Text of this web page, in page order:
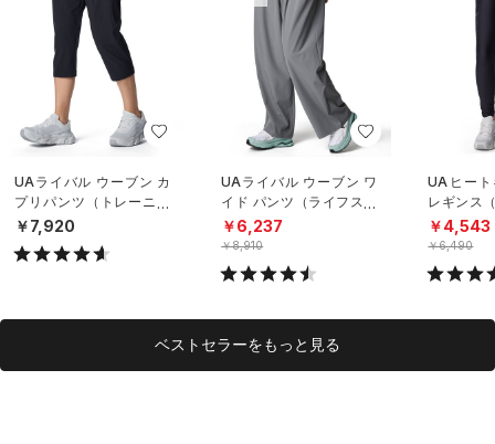
UAライバル ウーブン カ
プリパンツ（トレーニン
グ/WOMEN）
￥7,920
UAライバル ウーブン ワ
イド パンツ（ライフスタ
イル/WOMEN）
￥6,237
￥8,910
UAヒー
レギンス
WOMEN）
￥4,543
￥6,490
ベストセラーをもっと見る